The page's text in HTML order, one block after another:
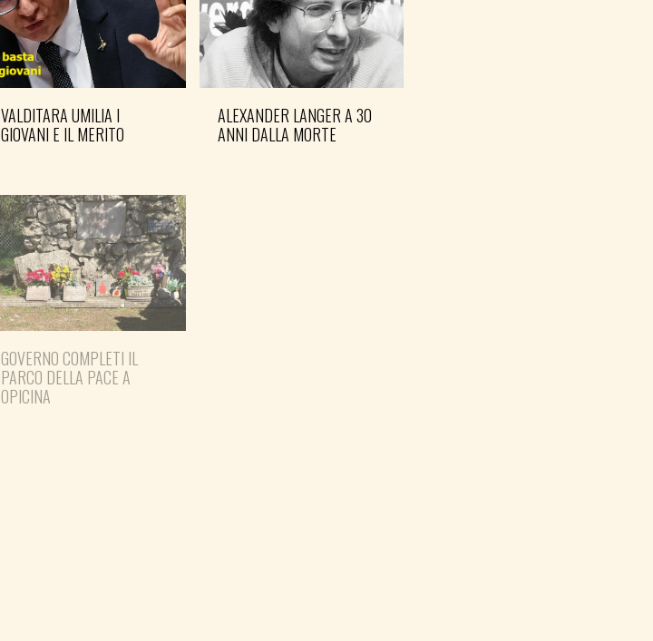
VALDITARA UMILIA I
GIOVANI E IL MERITO
ALEXANDER LANGER A 30
ANNI DALLA MORTE
GOVERNO COMPLETI IL
PARCO DELLA PACE A
OPICINA